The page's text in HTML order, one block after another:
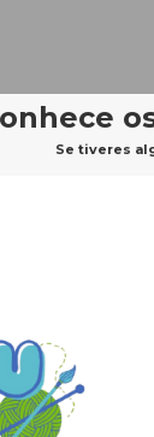
Se tiveres